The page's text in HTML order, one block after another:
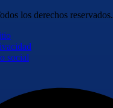
los derechos reservados.
social